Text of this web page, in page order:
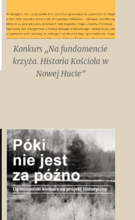
Konkurs „Na fundamencie
krzyża. Historia Kościoła w
Nowej Hucie”